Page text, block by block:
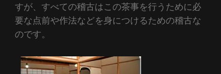
すが、すべての稽古はこの茶事を行うために必
要な点前や作法などを身につけるための稽古な
のです。